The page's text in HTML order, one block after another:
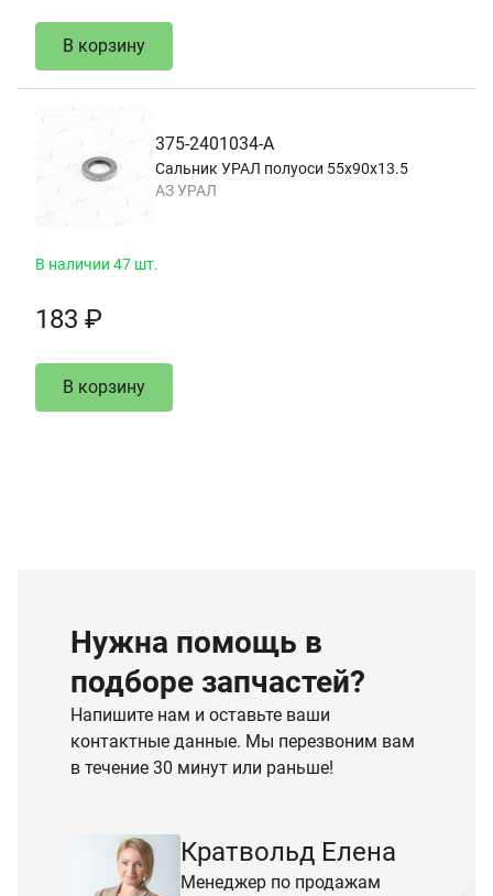
В корзину
375-2401034-А
Сальник УРАЛ полуоси 55х90х13.5
АЗ УРАЛ
В наличии 47 шт.
183 ₽
В корзину
Нужна помощь в
подборе запчастей?
Напишите нам и оставьте ваши
контактные данные. Мы перезвоним вам
в течение 30 минут или раньше!
Кратвольд Елена
Менеджер по продажам